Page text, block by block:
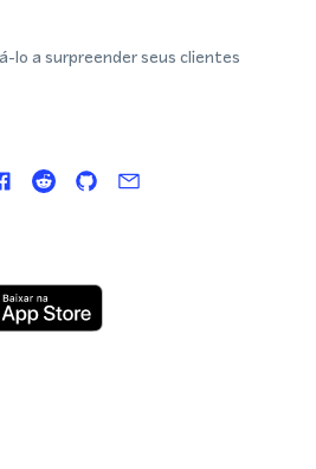
lo a surpreender seus clientes